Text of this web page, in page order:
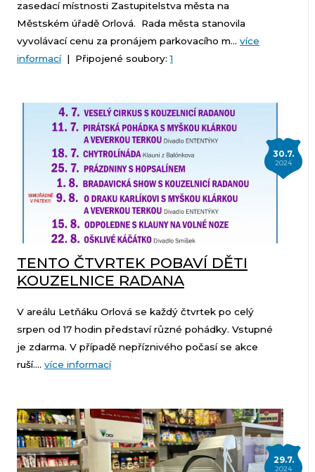
zasedací místnosti Zastupitelstva města na
Městském úřadě Orlová. Rada města stanovila
vyvolávací cenu za pronájem parkovacího m... více
informací| Připojené soubory:1
30.7.
2024
TENTO ČTVRTEK POBAVÍ DĚTI
KOUZELNICE RADANA
V areálu Letňáku Orlová se každý čtvrtek po celý
srpen od 17 hodin představí různé pohádky. Vstupné
je zdarma. V případě nepříznivého počasí se akce
ruší.... více informací
29.7.
2024